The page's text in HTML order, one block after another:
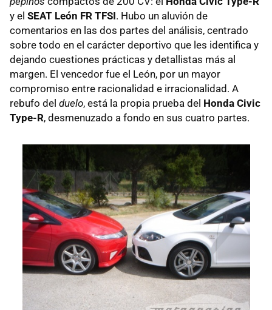
y el SEAT León FR TFSI. Hubo un aluvión de
comentarios en las dos partes del análisis, centrado
sobre todo en el carácter deportivo que les identifica y
dejando cuestiones prácticas y detallistas más al
margen. El vencedor fue el León, por un mayor
compromiso entre racionalidad e irracionalidad. A
rebufo del duelo, está la propia prueba del Honda Civic
Type-R, desmenuzado a fondo en sus cuatro partes.